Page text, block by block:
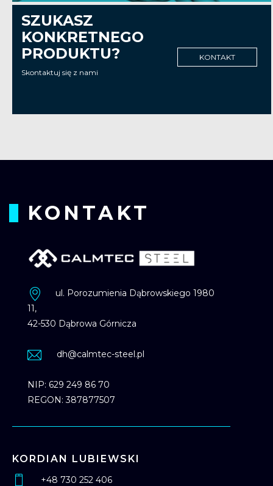
SZUKASZ
KONKRETNEGO
PRODUKTU?
Skontaktuj się z nami
KONTAKT
KONTAKT
ul. Porozumienia Dąbrowskiego 1980
11,
42-530 Dąbrowa Górnicza
dh@calmtec-steel.pl
NIP: 629 249 86 70
REGON: 387877507
KORDIAN LUBIEWSKI
+48 730 252 406